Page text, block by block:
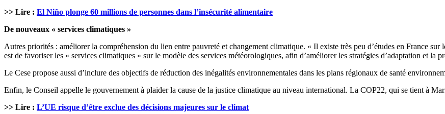
>> Lire : El Niño plonge 60 millions de personnes dans l’insécurité alimentaire
De nouveaux « services climatiques »
Autres priorités : améliorer la compréhension du lien entre pauvreté et changement climatique. « Il existe très peu d’études en France
est de favoriser les « services climatiques » sur le modèle des services météorologiques, afin d’améliorer les stratégies d’adaptation et la
Le Cese propose aussi d’inclure des objectifs de réduction des inégalités environnementales dans les plans régionaux de santé
Enfin, le Conseil appelle le gouvernement à plaider la cause de la justice climatique au niveau international. La COP22, qui se tient à
>> Lire : L’UE risque d’être exclue des décisions majeures sur le climat